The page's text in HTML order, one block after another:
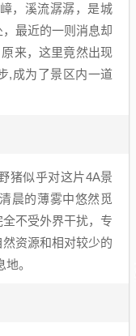
，溪流潺潺，是城
最近的一则消息却
来，这里竟然出现
,成为了景区内一道
猪似乎对这片4A景
晨的薄雾中悠然觅
不受外界干扰，专
资源和相对较少的
。